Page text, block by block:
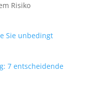
Risiko
Sie unbedingt
7 entscheidende